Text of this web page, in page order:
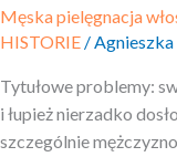
Męska pielęgnacja
HISTORIE /Agnieszka
Tytułowe problemy:
i łupież nierzadko
szczególnie